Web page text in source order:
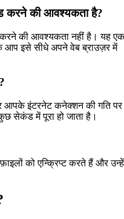
करने की आवश्यकता है?
की आवश्यकता नहीं है। यह एक
आप इसे सीधे अपने वेब ब्राउज़र में
इंटरनेट कनेक्शन की गति पर
सेकंड में पूरा हो जाता है।
को एन्क्रिप्ट करते हैं और उन्हें